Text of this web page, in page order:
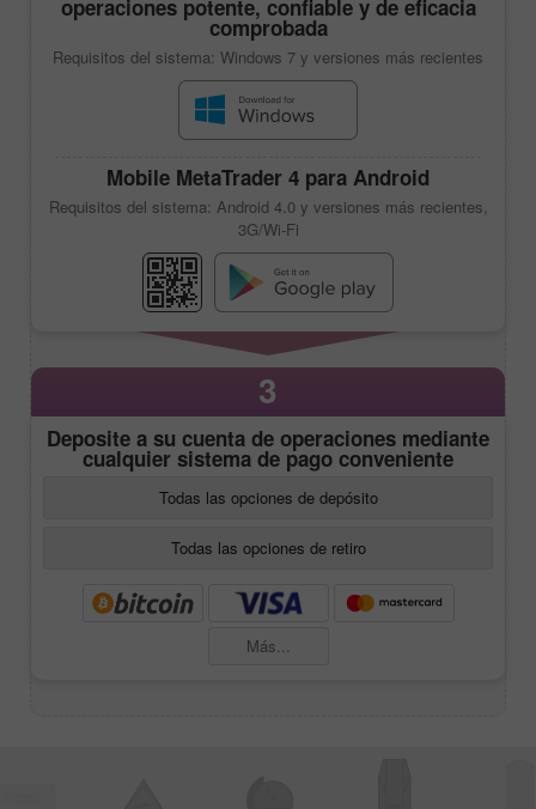
operaciones potente, confiable y de eficacia
comprobada
Requisitos del sistema: Windows 7 y versiones más recientes
Mobile MetaTrader 4 para Android
Requisitos del sistema: Android 4.0 y versiones más recientes,
3G/Wi-Fi
3
Deposite a su cuenta de operaciones mediante
cualquier sistema de pago conveniente
Todas las opciones de depósito
Todas las opciones de retiro
Más...